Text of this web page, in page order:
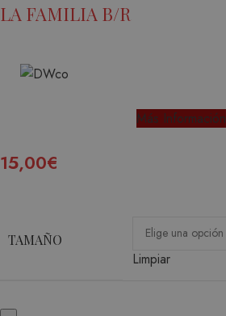
LA FAMILIA B/R
Más Información
15,00€
TAMAÑO
Limpiar